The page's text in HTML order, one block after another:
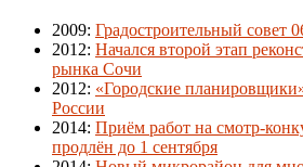
2009: Градостроительный совет
2012: Начался второй этап
рынка Сочи
2012: «Городские
России
2014: Приём работ на смотр-
продлён до 1 сентября